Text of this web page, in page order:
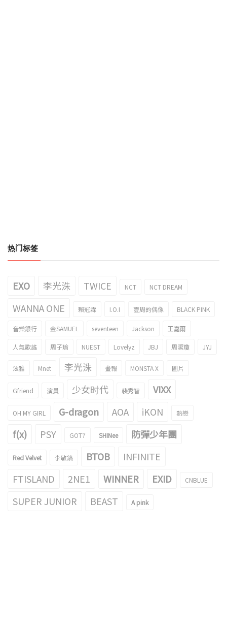
热门标签
EXO 李光洙 TWICE NCT NCT DREAM
WANNA ONE 賴冠霖 I.O.I 壹周的偶像 BLACK PINK
音樂銀行 金SAMUEL seventeen Jackson 王嘉爾
人氣歌謠 周子瑜 NUEST Lovelyz JBJ 周潔瓊 JYJ
泫雅 Mnet 李光洙 畫報 MONSTA X 圖片
Gfriend 演員 少女时代 裴秀智 VIXX
OH MY GIRL G-dragon AOA iKON 熱戀
f(x) PSY GOT7 SHINee 防彈少年團
Red Velvet 李敏鎬 BTOB
INFINITE
FTISLAND
2NE1 WINNER EXID CNBLUE
SUPER JUNIOR BEAST A pink